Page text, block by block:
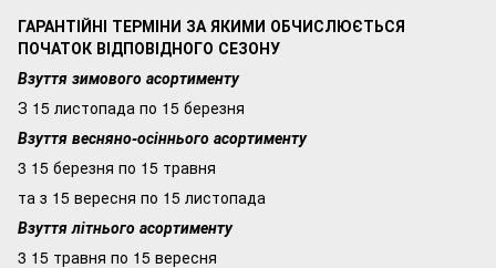
ГАРАНТІЙНІ ТЕРМІНИ ЗА ЯКИМИ ОБЧИСЛЮЄТЬСЯ
ПОЧАТОК ВІДПОВІДНОГО СЕЗОНУ
Взуття зимового асортименту
З 15 листопада по 15 березня
Взуття весняно-осіннього асортименту
3 15 березня по 15 травня
та з 15 вересня по 15 листопада
Взуття літнього асортименту
3 15 травня по 15 вересня